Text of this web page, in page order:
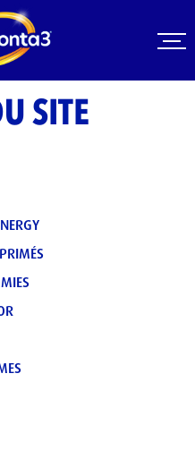
SITE